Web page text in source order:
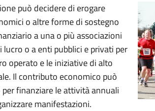
può decidere di erogare
o altre forme di sostegno
a una o più associazioni
lucro o a enti pubblici e privati per
operato e le iniziative di alto
Il contributo economico può
per finanziare le attività annuali
manifestazioni.